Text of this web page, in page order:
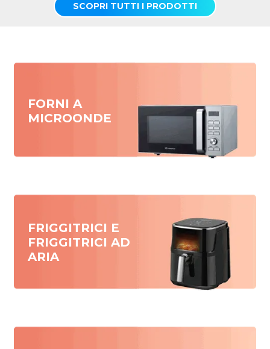
SCOPRI TUTTI I PRODOTTI
FORNI A
MICROONDE
FRIGGITRICI E
FRIGGITRICI AD
ARIA